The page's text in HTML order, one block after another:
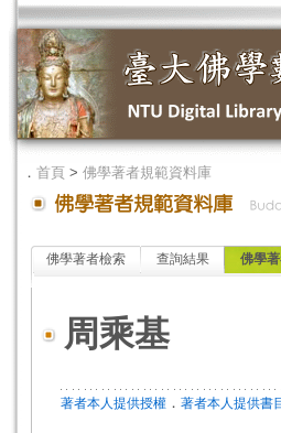
． 首頁 > 佛學著者規範資料庫
佛學著者檢索 查詢結果 佛學
周乘基
著者本人提供授權 ． 著者本人提供書